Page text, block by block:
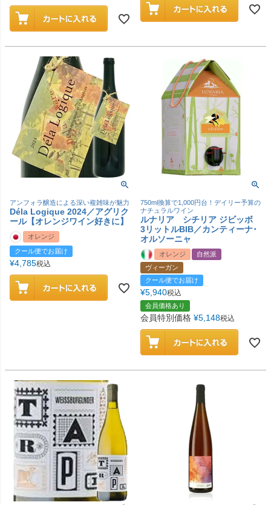
アンフォラ醸造による深い複雑味が魅力
Déla Logique 2024／アグリク
ール【オレンジワイン好きに】
オレンジ
クール便でお届け
¥4,785税込
750ml換算で1,000円台！デイリー予算の
ナチュラルワイン
ルナリア シチリア ジビッボ
3リットルBIB／カンティーナ･
オルソーニャ
オレンジ
自然派
ヴィーガン
クール便でお届け
¥5,940税込
会員価格あり
会員特別価格 ¥5,148税込